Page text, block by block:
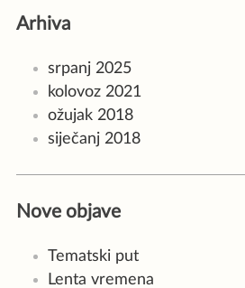
Arhiva
srpanj 2025
kolovoz 2021
ožujak 2018
siječanj 2018
Nove objave
Tematski put
Lenta vremena